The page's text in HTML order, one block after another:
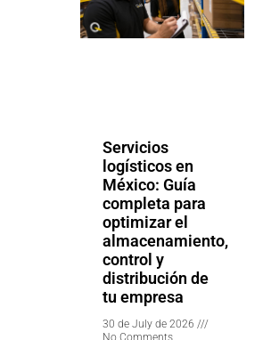
Servicios
logísticos en
México: Guía
completa para
optimizar el
almacenamiento,
control y
distribución de
tu empresa
30 de July de 2026